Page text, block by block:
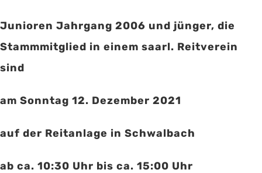
Junioren Jahrgang 2006 und jünger, die
Stammmitglied in einem saarl. Reitverein
sind
am Sonntag 12. Dezember 2021
auf der Reitanlage in Schwalbach
ab ca. 10:30 Uhr bis ca. 15:00 Uhr